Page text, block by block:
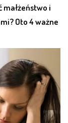
małżeństwo i
Oto 4 ważne